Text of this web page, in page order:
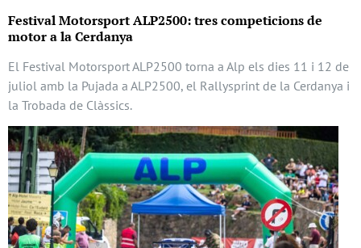
Festival Motorsport ALP2500: tres competicions de
motor a la Cerdanya
El Festival Motorsport ALP2500 torna a Alp els dies 11 i 12 de
juliol amb la Pujada a ALP2500, el Rallysprint de la Cerdanya i
la Trobada de Clàssics.